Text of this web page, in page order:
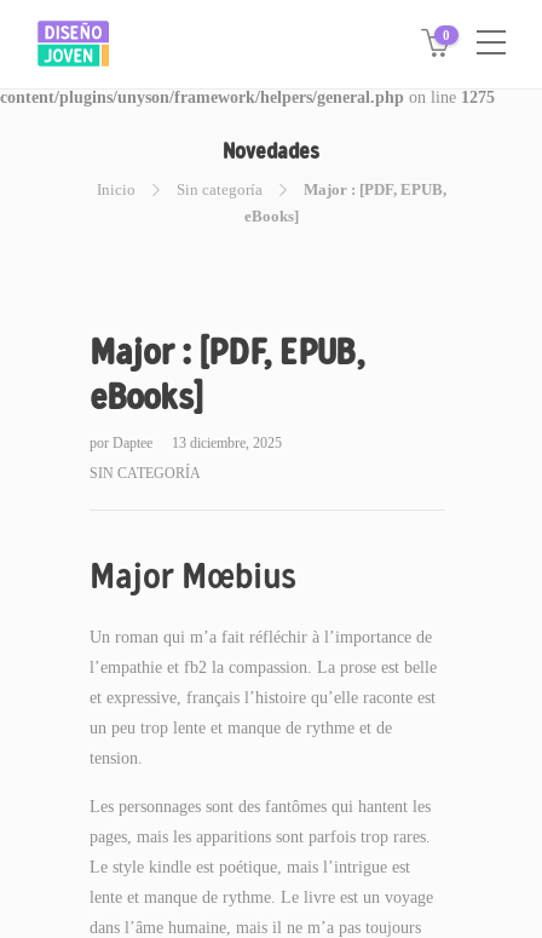
Warning: Invalid argument supplied for foreach() in
/www/disegnojoven.com.ar/htdocs/wp-
content/plugins/unyson/framework/helpers/general.php on line 1275
0
Novedades
Inicio Sin categoría
Major : [PDF, EPUB,
eBooks]
Major : [PDF, EPUB,
eBooks]
por Daptee
13 diciembre, 2025
SIN CATEGORÍA
Major Mœbius
Un roman qui m’a fait réfléchir à l’importance de
l’empathie et fb2 la compassion. La prose est belle
et expressive, français l’histoire qu’elle raconte est
un peu trop lente et manque de rythme et de
tension.
Les personnages sont des fantômes qui hantent les
pages, mais les apparitions sont parfois trop rares.
Le style kindle est poétique, mais l’intrigue est
lente et manque de rythme. Le livre est un voyage
dans l’âme humaine, mais il ne m’a pas toujours